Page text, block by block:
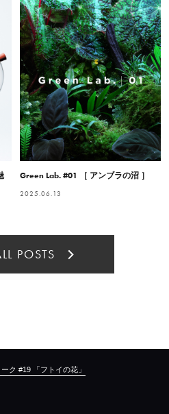
Green Lab. #01 ［ アンブラの沼 ］
2025.06.13
POSTS
ク #19 「フトイの花」